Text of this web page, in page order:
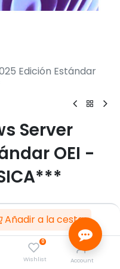
Añadir a la cesta
0
Wishlist Account
Edición Estándar
Server
OEI -
1 host Hyper-V
+ 2 Hyper-V
no permisible